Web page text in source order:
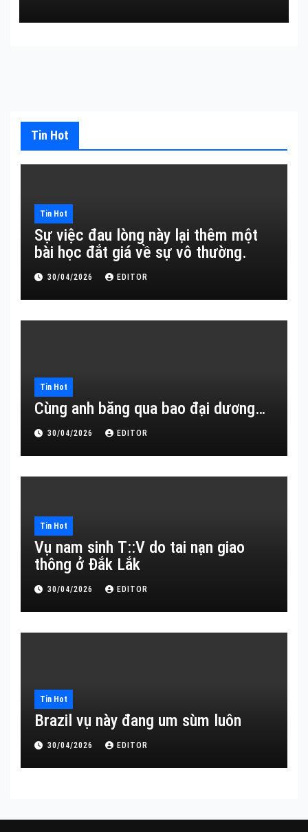
Tin Hot
Tin Hot
Sự việc đau lòng này lại thêm một
bài học đắt giá về sự vô thường.
30/04/2026 EDITOR
Tin Hot
Cùng anh băng qua bao đại dương…
30/04/2026 EDITOR
Tin Hot
Vụ nam sinh T::V do tai nạn giao
thông ở Đắk Lắk
30/04/2026 EDITOR
Tin Hot
Brazil vụ này đang um sùm luôn
30/04/2026 EDITOR